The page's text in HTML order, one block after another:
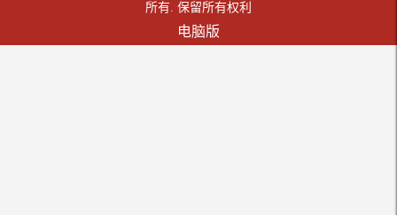
所有. 保留所有权利
电脑版